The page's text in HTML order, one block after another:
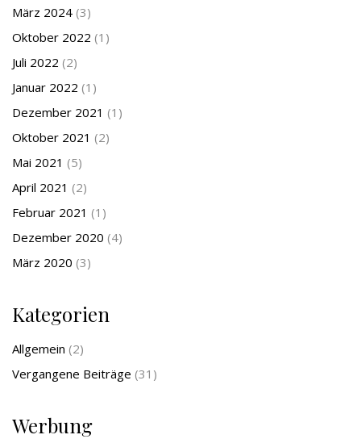
März 2024 (3)
Oktober 2022 (1)
Juli 2022 (2)
Januar 2022 (1)
Dezember 2021 (1)
Oktober 2021 (2)
Mai 2021 (5)
April 2021 (2)
Februar 2021 (1)
Dezember 2020 (4)
März 2020 (3)
Kategorien
Allgemein (2)
Vergangene Beiträge (31)
Werbung